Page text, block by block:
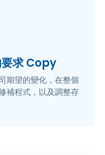
要求 Copy
期望的變化，在整個
補程式，以及調整存